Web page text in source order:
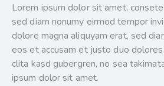
Lorem ipsum dolor sit amet,
sed diam nonumy eirmod tempor
dolore magna aliquyam erat, sed
eos et accusam et justo duo
clita kasd gubergren, no sea
ipsum dolor sit amet.